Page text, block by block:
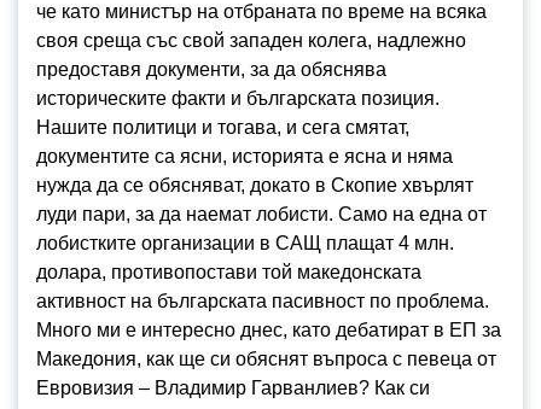
че като министър на отбраната по време на всяка
своя среща със свой западен колега, надлежно
предоставя документи, за да обяснява
историческите факти и българската позиция.
Нашите политици и тогава, и сега смятат,
документите са ясни, историята е ясна и няма
нужда да се обясняват, докато в Скопие хвърлят
луди пари, за да наемат лобисти. Само на една от
лобистките организации в САЩ плащат 4 млн.
долара, противопостави той македонската
активност на българската пасивност по проблема.
Много ми е интересно днес, като дебатират в ЕП за
Македония, как ще си обяснят въпроса с певеца от
Евровизия – Владимир Гарванлиев? Как си